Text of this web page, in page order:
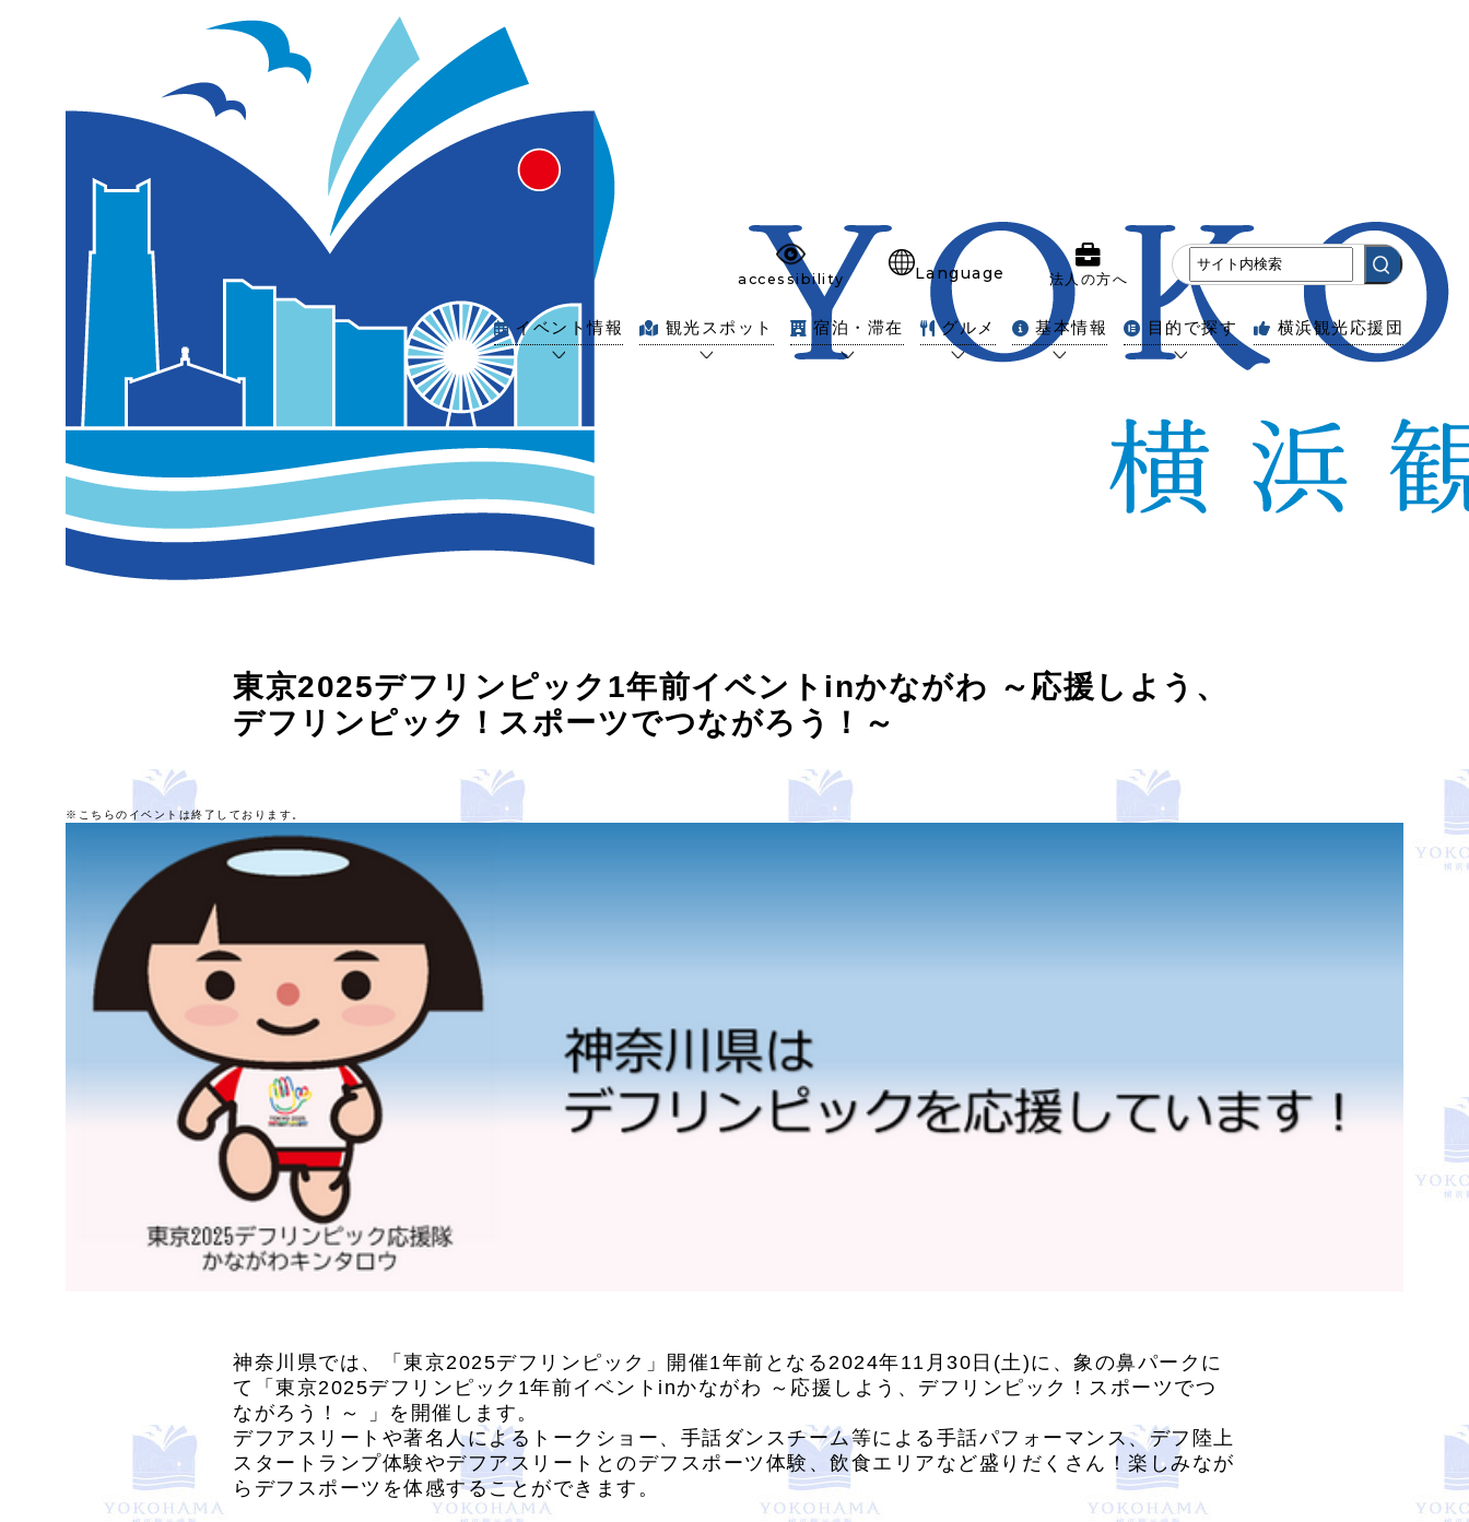
accessibility
Language
法人の方へ
イベント情報 観光スポット 宿泊・滞在 グルメ 基本情報 目的で探す 横浜観光応援団
東京2025デフリンピック1年前イベントinかながわ ～応援しよう、
デフリンピック！スポーツでつながろう！～
※こちらのイベントは終了しております。
神奈川県では、「東京2025デフリンピック」開催1年前となる2024年11月30日(土)に、象の鼻パークに
て「東京2025デフリンピック1年前イベントinかながわ ～応援しよう、デフリンピック！スポーツでつ
ながろう！～ 」を開催します。
デフアスリートや著名人によるトークショー、手話ダンスチーム等による手話パフォーマンス、デフ陸上
スタートランプ体験やデフアスリートとのデフスポーツ体験、飲食エリアなど盛りだくさん！楽しみなが
らデフスポーツを体感することができます。